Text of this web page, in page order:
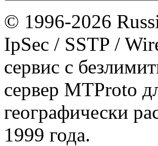
© 1996-2026
IpSec / SSTP /
сервис с
сервер MTProto
географически
1999 года.